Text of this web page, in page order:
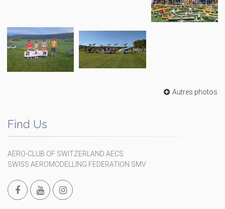
Autres photos
Find Us
AERO-CLUB OF SWITZERLAND AECS
SWISS AEROMODELLING FEDERATION SMV